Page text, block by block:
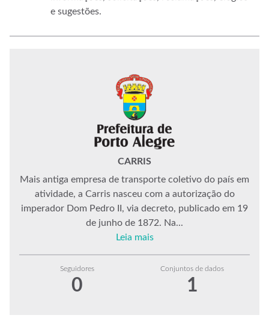
e sugestões.
CARRIS
Mais antiga empresa de transporte coletivo do país em
atividade, a Carris nasceu com a autorização do
imperador Dom Pedro II, via decreto, publicado em 19
de junho de 1872. Na...
Leia mais
Seguidores
0
Conjuntos de dados
1